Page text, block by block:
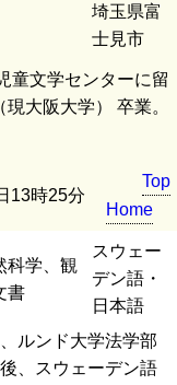
埼玉県富
士見市
童文学センターに留
大阪大学） 卒業。
13時25分
Top
Home
科学、観
書
スウェー
デン語・
日本語
ルンド大学法学部
、スウェーデン語